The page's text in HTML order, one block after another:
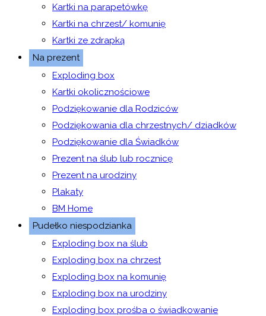
Kartki na parapetówkę
Kartki na chrzest/ komunię
Kartki ze zdrapką
Na prezent
Exploding box
Kartki okolicznościowe
Podziękowanie dla Rodziców
Podziękowania dla chrzestnych/ dziadków
Podziękowanie dla Świadków
Prezent na ślub lub rocznicę
Prezent na urodziny
Plakaty
BM Home
Pudełko niespodzianka
Exploding box na ślub
Exploding box na chrzest
Exploding box na komunię
Exploding box na urodziny
Exploding box prośba o świadkowanie